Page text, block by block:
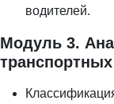
водителей.
Модуль 3.